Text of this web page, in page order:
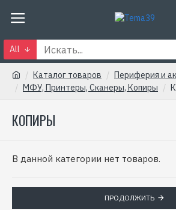
All
Каталог товаров
Периферия и
МФУ, Принтеры, Сканеры, Копиры
КОПИРЫ
В данной категории нет товаров.
ПРОДОЛЖИТЬ